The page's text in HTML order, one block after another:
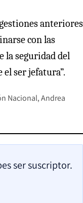
anteriores
con las
la seguridad del
ser jefatura”.
Nacional Andrea
ser suscriptor.